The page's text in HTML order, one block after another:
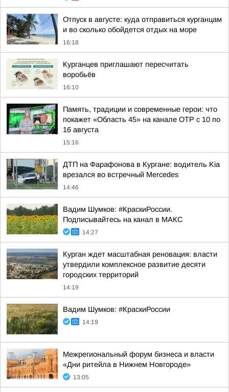
Отпуск в августе: куда отправиться курганцам
и во сколько обойдется отдых на море
16:18
Курганцев приглашают пересчитать
воробьёв
16:10
Память, традиции и современные герои: что
покажет «Область 45» на канале ОТР с 10 по
16 августа
15:16
ДТП на Фарафонова в Кургане: водитель Kia
врезался во встречный Mercedes
14:46
Вадим Шумков: #КраскиРоссии.
Подписывайтесь на канал в МАКС
14:27
Курган ждет масштабная реновация: власти
утвердили комплексное развитие десяти
городских территорий
14:19
Вадим Шумков: #КраскиРоссии
14:19
Межрегиональный форум бизнеса и власти
«Дни ритейла в Нижнем Новгороде»
13:05